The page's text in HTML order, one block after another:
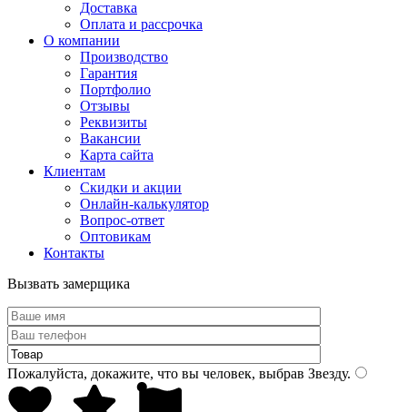
Доставка
Оплата и рассрочка
О компании
Производство
Гарантия
Портфолио
Отзывы
Реквизиты
Вакансии
Карта сайта
Клиентам
Скидки и акции
Онлайн-калькулятор
Вопрос-ответ
Оптовикам
Контакты
Вызвать замерщика
Пожалуйста, докажите, что вы человек, выбрав Звезду.